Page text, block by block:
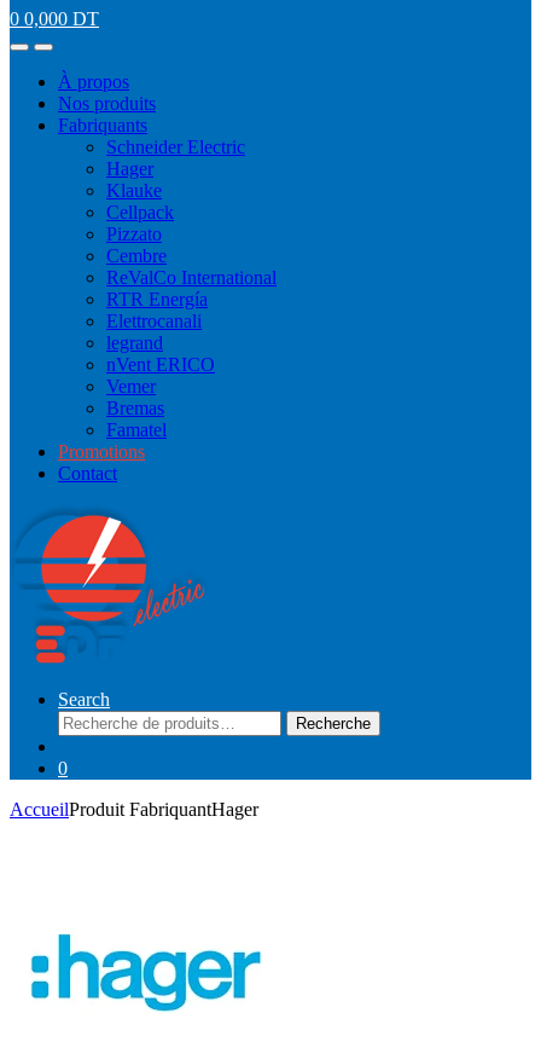
0 0,000 DT
À propos
Nos produits
Fabriquants
Schneider Electric
Hager
Klauke
Cellpack
Pizzato
Cembre
ReValCo International
RTR Energía
Elettrocanali
legrand
nVent ERICO
Vemer
Bremas
Famatel
Promotions
Contact
Search
Recherche
pour :
Recherche
0
AccueilProduit FabriquantHager